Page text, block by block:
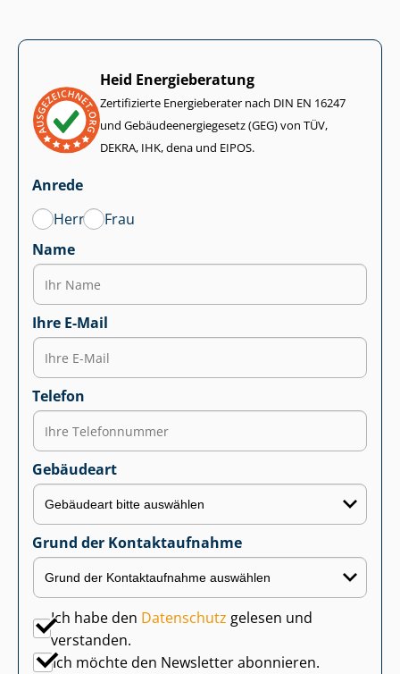
Heid Energieberatung
Zertifizierte Energieberater nach DIN EN 16247
und Ge­bäu­de­en­er­gie­ge­setz (GEG) von TÜV,
DEKRA, IHK, dena und EIPOS.
Anrede
Herr
Frau
Name
Ihre E-Mail
Telefon
Gebäudeart
Grund der Kontaktaufnahme
Ich habe den Datenschutz gelesen und
verstanden.
Ich möchte den Newsletter abonnieren.